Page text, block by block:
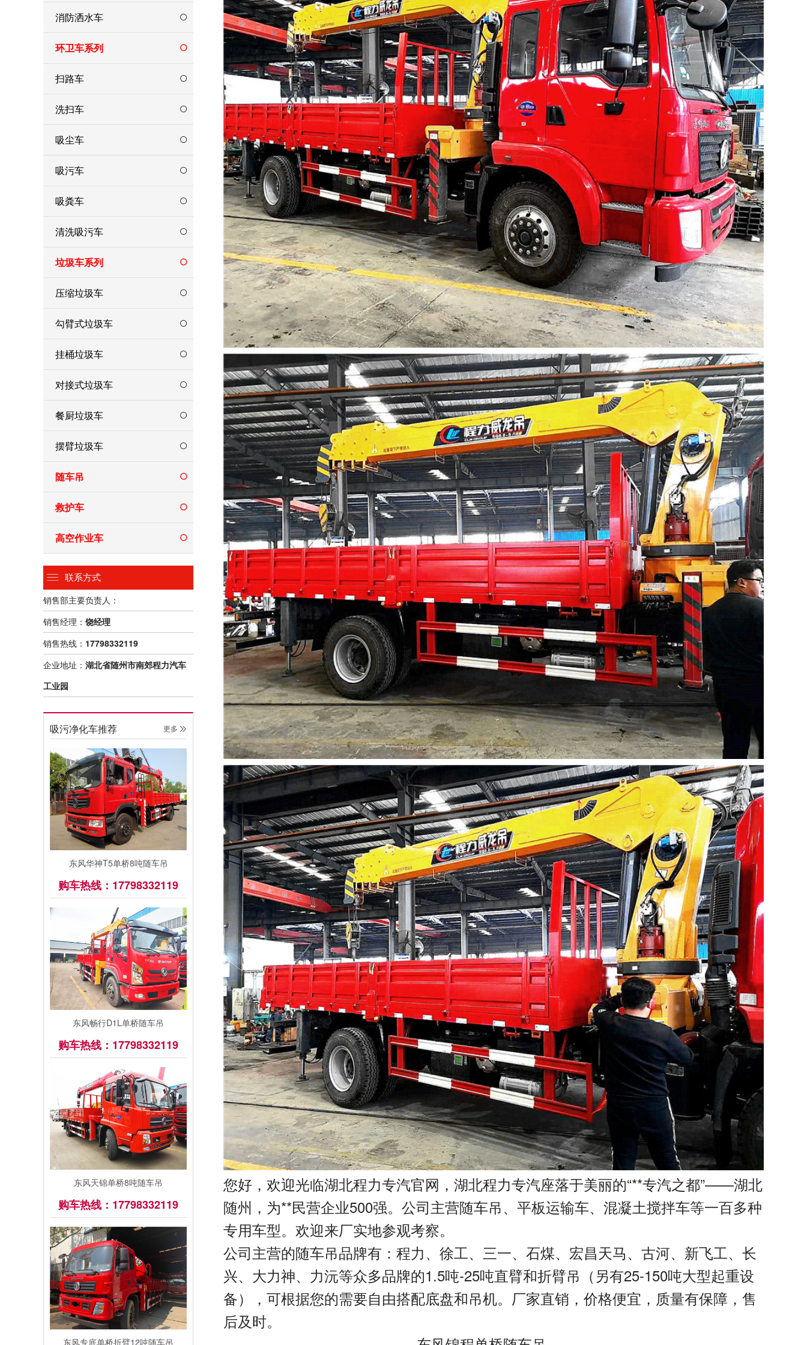
消防洒水车
环卫车系列
扫路车
洗扫车
吸尘车
吸污车
吸粪车
清洗吸污车
垃圾车系列
压缩垃圾车
勾臂式垃圾车
挂桶垃圾车
对接式垃圾车
餐厨垃圾车
摆臂垃圾车
随车吊
救护车
高空作业车
联系方式
销售部主要负责人：
销售经理： 饶经理
销售热线： 17798332119
企业地址： 湖北省随州市南郊程力汽车
工业园
吸污净化车推荐 更多 
东风华神T5单桥8吨随车吊
购车热线：17798332119
东风畅行D1L单桥随车吊
购车热线：17798332119
东风天锦单桥8吨随车吊
购车热线：17798332119
东风专底单桥折臂12吨随车吊
您好，欢迎光临湖北程力专汽官网，湖北程力专汽座落于美丽的“**专汽之都”——湖北
随州，为**民营企业500强。公司主营随车吊、平板运输车、混凝土搅拌车等一百多种
专用车型。欢迎来厂实地参观考察。
公司主营的随车吊品牌有：程力、徐工、三一、石煤、宏昌天马、古河、新飞工、长
兴、大力神、力沅等众多品牌的1.5吨-25吨直臂和折臂吊（另有25-150吨大型起重设
备），可根据您的需要自由搭配底盘和吊机。厂家直销，价格便宜，质量有保障，售
后及时。